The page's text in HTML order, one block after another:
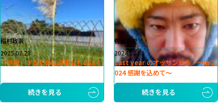
稲村政崇
2025.07.28
「挑戦」するために必要なものは！
続きを見る
佐藤崇史
2024.08.05
Last year のオッサンから 〜in 2
024 感謝を込めて〜
続きを見る